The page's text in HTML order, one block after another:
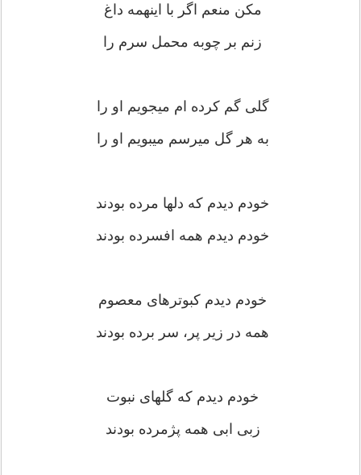
مکن منعم اگر با اینهمه داغ
زنم بر چوبه محمل سرم را
گلى گم کرده ام میجویم او را
به هر گل میرسم میبویم او را
خودم دیدم که دلها مرده بودند
خودم دیدم همه افسرده بودند
خودم دیدم کبوترهاى معصوم
همه در زیر پر، سر برده بودند
خودم دیدم که گلهاى نبوت
زبى ابى همه پژمرده بودند